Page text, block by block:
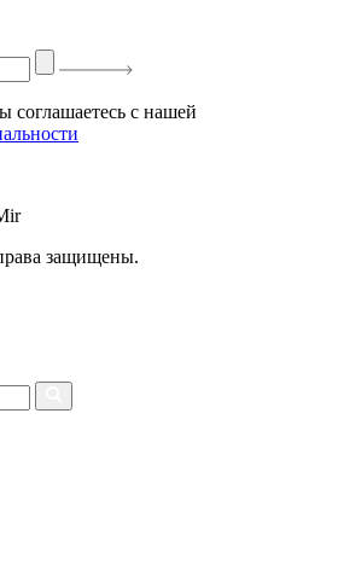
соглашаетесь с нашей
защищены.